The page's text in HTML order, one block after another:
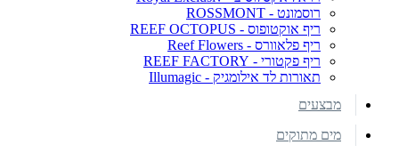
רוסמונט - ROSSMONT
ריף אוקטופוס - REEF OCTOPUS
ריף פלאוורס - Reef Flowers
ריף פקטורי - REEF FACTORY
תאורות לד אילומגיק - Illumagic
מבצעים
מים מתוקים